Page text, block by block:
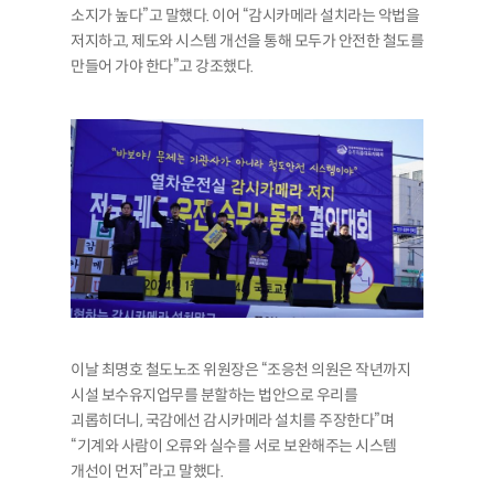
소지가 높다”고 말했다. 이어 “감시카메라 설치라는 악법을
저지하고, 제도와 시스템 개선을 통해 모두가 안전한 철도를
만들어 가야 한다”고 강조했다.
이날 최명호 철도노조 위원장은 “조응천 의원은 작년까지
시설 보수유지업무를 분할하는 법안으로 우리를
괴롭히더니, 국감에선 감시카메라 설치를 주장한다”며
“기계와 사람이 오류와 실수를 서로 보완해주는 시스템
개선이 먼저”라고 말했다.